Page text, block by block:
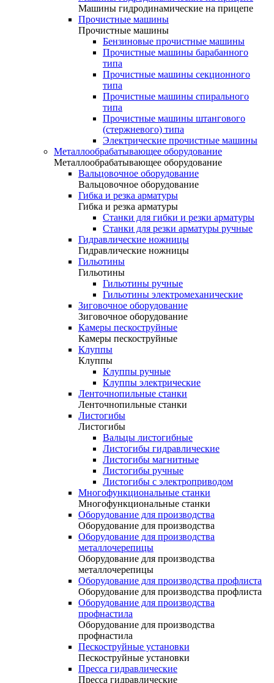
Машины гидродинамические на прицепе
Прочистные машины
Прочистные машины
Бензиновые прочистные машины
Прочистные машины барабанного
типа
Прочистные машины секционного
типа
Прочистные машины спирального
типа
Прочистные машины штангового
(стержневого) типа
Электрические прочистные машины
Металлообрабатывающее оборудование
Металлообрабатывающее оборудование
Вальцовочное оборудование
Вальцовочное оборудование
Гибка и резка арматуры
Гибка и резка арматуры
Станки для гибки и резки арматуры
Станки для резки арматуры ручные
Гидравлические ножницы
Гидравлические ножницы
Гильотины
Гильотины
Гильотины ручные
Гильотины электромеханические
Зиговочное оборудование
Зиговочное оборудование
Камеры пескоструйные
Камеры пескоструйные
Клуппы
Клуппы
Клуппы ручные
Клуппы электрические
Ленточнопильные станки
Ленточнопильные станки
Листогибы
Листогибы
Вальцы листогибные
Листогибы гидравлические
Листогибы магнитные
Листогибы ручные
Листогибы с электроприводом
Многофункциональные станки
Многофункциональные станки
Оборудование для производства
Оборудование для производства
Оборудование для производства
металлочерепицы
Оборудование для производства
металлочерепицы
Оборудование для производства профлиста
Оборудование для производства профлиста
Оборудование для производства
профнастила
Оборудование для производства
профнастила
Пескоструйные установки
Пескоструйные установки
Пресса гидравлические
Пресса гидравлические